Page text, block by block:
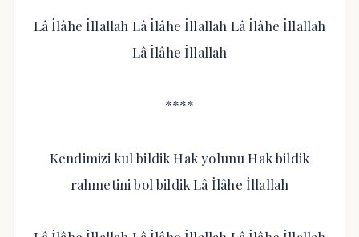
Lâ İlâhe İllallah Lâ İlâhe İllallah Lâ İlâhe İllallah
Lâ İlâhe İllallah
****
Kendimizi kul bildik Hak yolunu Hak bildik
rahmetini bol bildik Lâ İlâhe İllallah